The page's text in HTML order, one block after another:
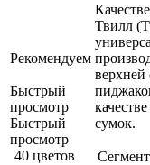
Рекомендуем
Быстрый
просмотр
Быстрый
просмотр
40 цветов
Твилл
сумок.
Сегмент